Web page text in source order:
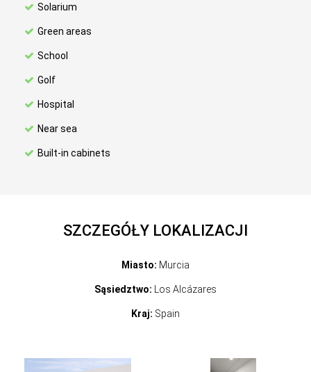
Solarium
Green areas
School
Golf
Hospital
Near sea
Built-in cabinets
SZCZEGÓŁY LOKALIZACJI
Miasto: Murcia
Sąsiedztwo: Los Alcázares
Kraj: Spain